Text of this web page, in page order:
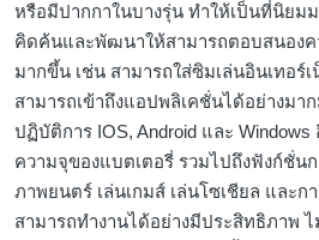
หรือมีปากกาในบางรุ่น ทำให้เป็นที่นิยม
คิดค้นและพัฒนาให้สามารถตอบสนองค
มากขึ้น เช่น สามารถใส่ซิมเล่นอินเทอร์
สามารถเข้าถึงแอปพลิเคชั่นได้อย่างมา
ปฏิบัติการ IOS, Android และ
ความจุของแบตเตอรี่ รวมไปถึงฟังก์ชั่น
ภาพยนตร์ เล่นเกมส์ เล่นโซเชียล และก
สามารถทำงานได้อย่างมีประสิทธิภาพ